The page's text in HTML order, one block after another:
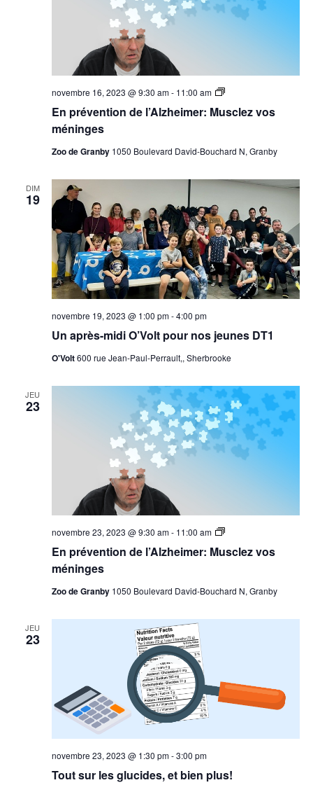
En prévention de l’Alzheimer: Musclez vos
méninges
novembre 16, 2023 @ 9:30 am- 11:00 am
En
de
vos
méninges
Zoo de Granby 1050 Boulevard David-Bouchard N, Granby
DIM
19
Un après-midi O’Volt pour nos jeunes DT1
novembre 19, 2023 @ 1:00 pm-4:00 pm
O'Volt600 rue Jean-Paul-Perrault,, Sherbrooke
JEU
23
En prévention de l’Alzheimer: Musclez vos
méninges
novembre 23, 2023 @ 9:30 am- 11:00 am
En
de
vos
méninges
Zoo de Granby 1050 Boulevard David-Bouchard N, Granby
JEU
23
Tout sur les glucides, et bien plus!
novembre 23, 2023 @ 1:30 pm-3:00 pm